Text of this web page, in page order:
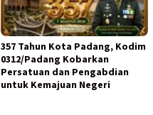
357 Tahun Kota Padang, Kodim
0312/Padang Kobarkan
Persatuan dan Pengabdian
untuk Kemajuan Negeri